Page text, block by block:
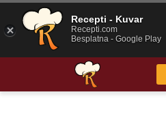
Recepti - Kuvar
Recepti.com
Besplatna - Google Play